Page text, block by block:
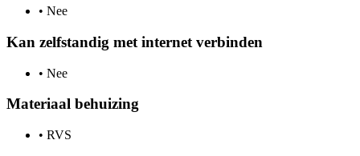
• Nee
Kan zelfstandig met internet verbinden
• Nee
Materiaal behuizing
• RVS